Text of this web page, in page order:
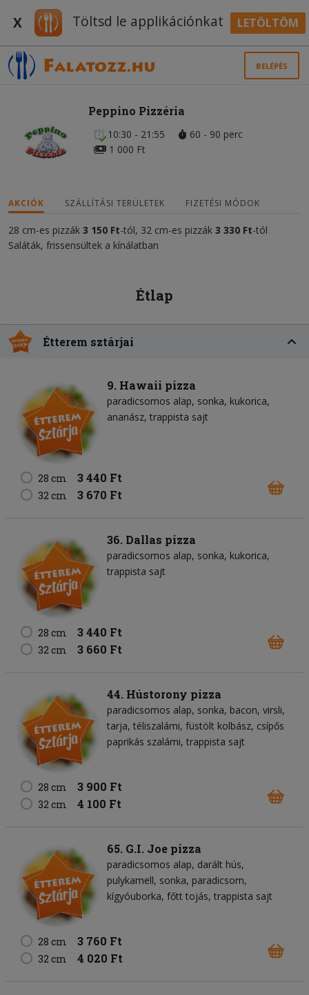
X Töltsd le applikációnkat LETÖLTÖM
BELÉPÉS
Peppino Pizzéria
10:30 - 21:55
60 - 90 perc
1 000 Ft
AKCIÓK SZÁLLÍTÁSI TERÜLETEK FIZETÉSI MÓDOK
28 cm-es pizzák 3 150 Ft-tól, 32 cm-es pizzák 3 330 Ft-tól
Saláták, frissensültek a kínálatban
Étlap
Étterem sztárjai
9. Hawaii pizza
paradicsomos alap sonka kukorica
ananász trappista sajt
28 cm 3 440 Ft
32 cm 3 670 Ft
36. Dallas pizza
paradicsomos alap sonka kukorica
trappista sajt
28 cm 3 440 Ft
32 cm 3 660 Ft
44. Hústorony pizza
paradicsomos alap sonka bacon virsli
tarja téliszalámi füstölt kolbász csípős
paprikás szalámi trappista sajt
28 cm 3 900 Ft
32 cm 4 100 Ft
65. G.I. Joe pizza
paradicsomos alap darált hús
pulykamell sonka paradicsom
kígyóuborka főtt tojás trappista sajt
28 cm 3 760 Ft
32 cm 4 020 Ft